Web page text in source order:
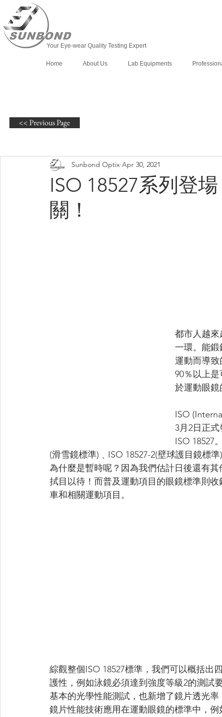
Your Eye-wear Quality Testing Expert
Home About Us Lab Equipments
ISO 18527系列登
關！
Sunbond Optix Apr 30, 2021
都市人越
一環。能
運動而導致
90％以上
於運動眼
ISO
3月2日正
ISO 18527
(滑雪鏡標準)﹑ISO 18527-2(壁球護目鏡標
為什麼是暫時呢？因為我們估計日後還有
拭目以待！而普及運動項目的眼鏡標準則
車和相關運動項目。
綜觀整個ISO 18527標準，我們可以概括出
護性，例如泳鏡必須達到強度等級2的測試
基本的光學性能測試，也新增了鏡片透光
鏡片性能技術應用在運動眼鏡的標準中，
<< Previous Page